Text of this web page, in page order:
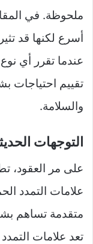
ملحوظة. في
أسرع لكنها قد
عندما تقرر أي
تقييم احتياجات
والسلامة.
التوجهات
على مر العقود،
علامات التمدد
متقدمة تساهم
تعد علامات